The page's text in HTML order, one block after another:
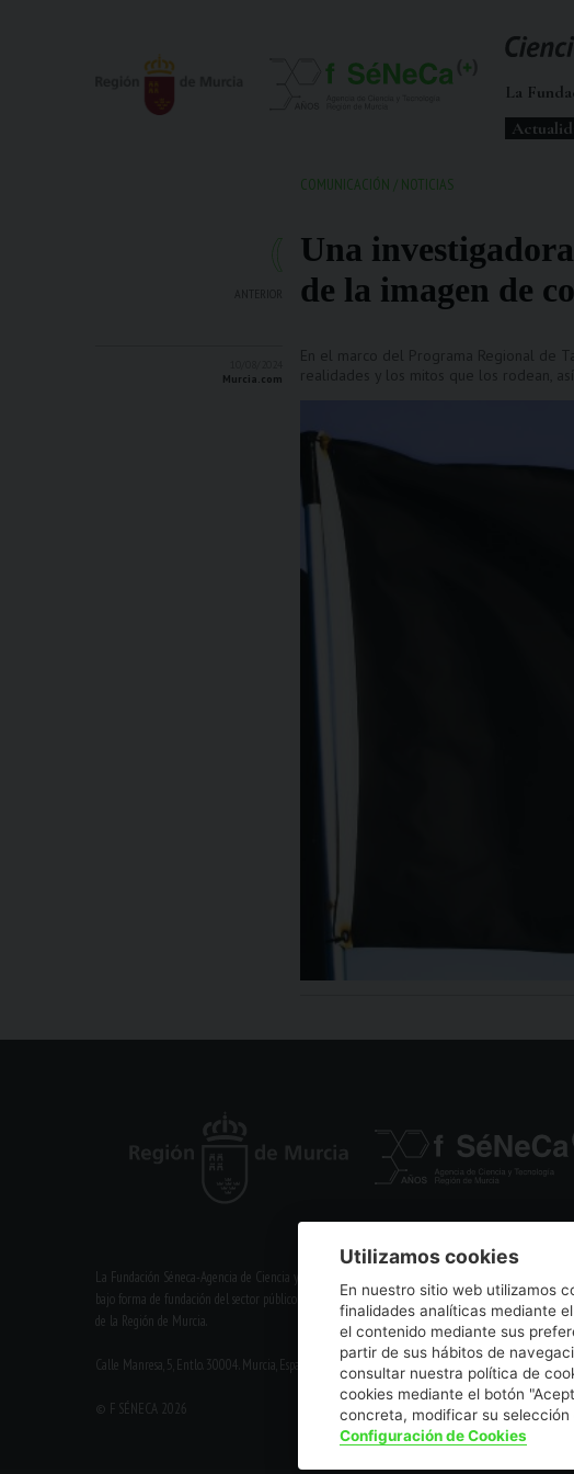
La
COMUNICACIÓN / NOTICIAS
Una
de la imagen de
Murcia.com
La Fundación Séneca-Agencia de Ciencia y Tecnología de la Región de Murcia es una entidad sin
bajo forma de fundación del sector público autonómico, inscrita con el número 1-15 en el Registro
de la Región de Murcia.
Calle Manresa, 5, Entlo. 30004. Murcia, España | +34 968 222 971 | seneca@fseneca.es
© F SÉNECA 2026
Utilizamos cookies
En nuestro sitio web utilizamos
finalidades analíticas mediante
el contenido mediante sus
partir de sus hábitos de
consultar nuestra política de
cookies mediante el botón
concreta, modificar su
Configuración de Cookies